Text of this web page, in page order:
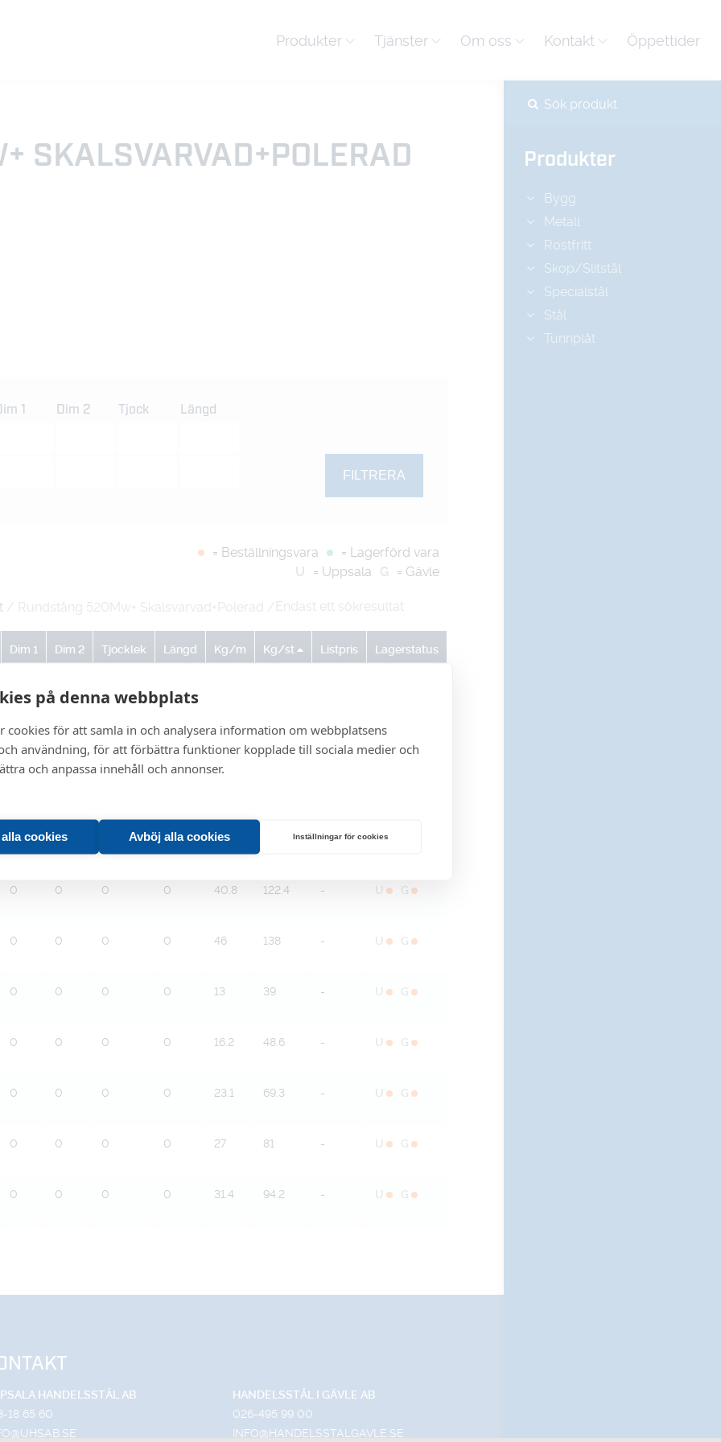
på denna webbplats
cookies för att samla in och analysera information om webbplatsens
användning, för att förbättra funktioner kopplade till sociala medier och
och anpassa innehåll och annonser.
cookies Avböj alla cookies Inställningar för cookies
Produkter Tjänster Om oss Kontakt Öppettider
Produkter
Bygg
Metall
Rostfritt
Skop/Slitstål
Specialstål
Stål
Tunnplåt
SKALSVARVAD+POLERAD
1 Dim 2 Tjock Längd
= Beställningsvara
= Lagerförd vara
U
= Uppsala G = Gävle
/ Rundstång 520Mw+ Skalsvarvad+Polerad / Endast ett sökresultat
Dim 1 Dim 2 Tjocklek Längd Kg/m Kg/st Listpris Lagerstatus
0 0 0 0 19.5 1 - U
0 0 0 36 - U
0 0 0 0 40.8 122.4 - U G
0 0 0 0 46 138 - U G
0 0 0 0 13 39 - U G
0 0 0 0 16.2 48.6 - U G
0 0 0 0 23.1 69.3 - U G
0 0 0 0 27 81 - U G
0 0 0 0 31.4 94.2 - U G
HANDELSSTÅL AB
18 65 60
HANDELSSTÅL I GÄVLE AB
026-495 99 00
INFO@HANDELSSTALGAVLE.SE